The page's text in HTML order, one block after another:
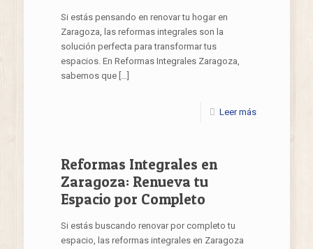
Si estás pensando en renovar tu hogar en
Zaragoza, las reformas integrales son la
solución perfecta para transformar tus
espacios. En Reformas Integrales Zaragoza,
sabemos que[…]
Leer más
Reformas Integrales en
Zaragoza: Renueva tu
Espacio por Completo
Si estás buscando renovar por completo tu
espacio, las reformas integrales en Zaragoza